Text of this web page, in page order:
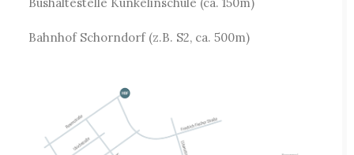
Bahnhof Schorndorf (z.B. S2, ca. 500m)